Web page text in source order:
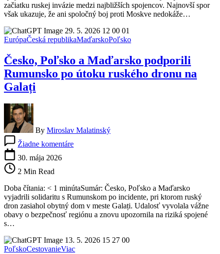
o
UPA
vyvolal
ostrú
diplomatickú
začiatku ruskej invázie medzi najbližších spojencov. Najnovší spor
však ukazuje, že ani spoločný boj proti Moskve nedokáže…
EurópaČeská republikaMaďarskoPoľsko
Česko, Poľsko a Maďarsko podporili
Rumunsko po útoku ruského dronu na
Galați
By Miroslav Malatinský
Žiadne komentáreČesko,
Rumunsko
po
útoku
ruského
na
Galați
30. mája 2026
2 Min Read
Doba čítania: < 1 minútaSumár: Česko, Poľsko a Maďarsko
vyjadrili solidaritu s Rumunskom po incidente, pri ktorom ruský
dron zasiahol obytný dom v meste Galați. Udalosť vyvolala vážne
obavy o bezpečnosť regiónu a znovu upozornila na riziká spojené
s…
PoľskoCestovanieViac